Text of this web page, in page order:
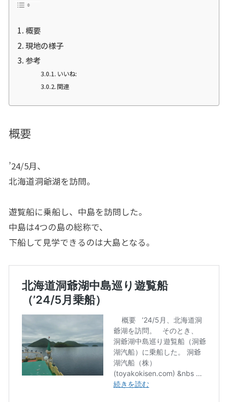
概要
現地の様子
参考
いいね:
関連
概要
’24/5月、
北海道洞爺湖を訪問。
遊覧船に乗船し、中島を訪問した。
中島は4つの島の総称で、
下船して見学できるのは大島となる。